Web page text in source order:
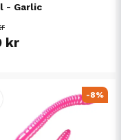
- Garlic
kr
-8%